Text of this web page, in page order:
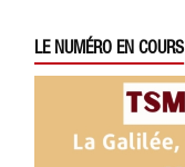
LE NUMÉRO EN COURS